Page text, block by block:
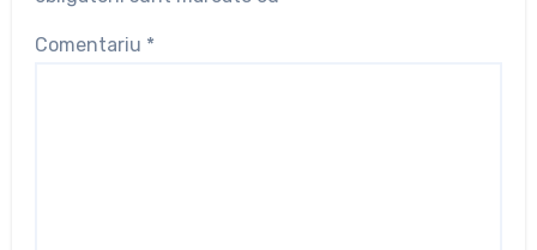
Comentariu *